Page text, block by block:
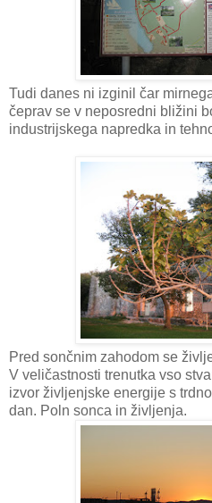
Tudi danes ni izginil čar
čeprav se v neposredni bližini
industrijskega napredka in
Pred sončnim zahodom se
V veličastnosti trenutka vso
izvor življenjske energije s
dan. Poln sonca in življenja.